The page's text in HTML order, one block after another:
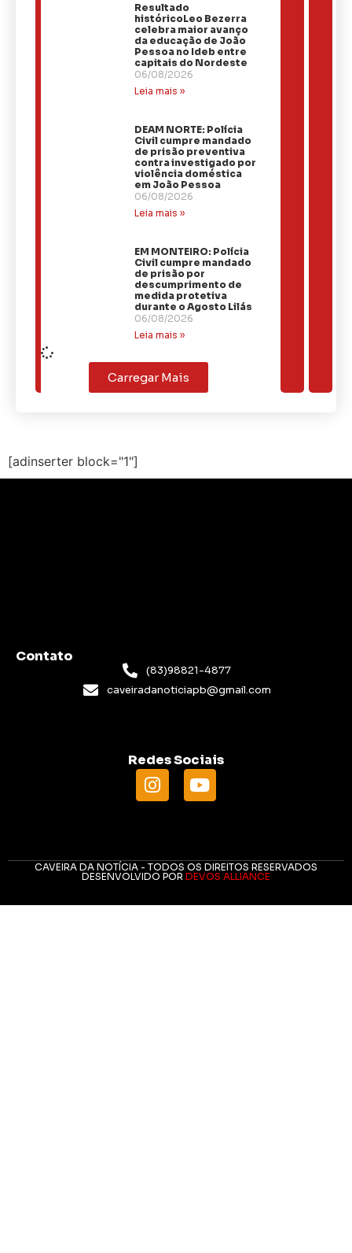
Resultado
históricoLeo Bezerra
celebra maior avanço
da educação de João
Pessoa no Ideb entre
capitais do Nordeste
06/08/2026
Leia mais »
DEAM NORTE: Polícia
Civil cumpre mandado
de prisão preventiva
contra investigado por
violência doméstica
em João Pessoa
06/08/2026
Leia mais »
EM MONTEIRO: Polícia
Civil cumpre mandado
de prisão por
descumprimento de
medida protetiva
durante o Agosto Lilás
06/08/2026
Leia mais »
Carregar Mais
[adinserter block="1"]
Contato
(83)98821-4877
caveiradanoticiapb@gmail.com
Redes Sociais
CAVEIRA DA NOTÍCIA - TODOS OS DIREITOS RESERVADOS
DESENVOLVIDO POR DEVOS ALLIANCE